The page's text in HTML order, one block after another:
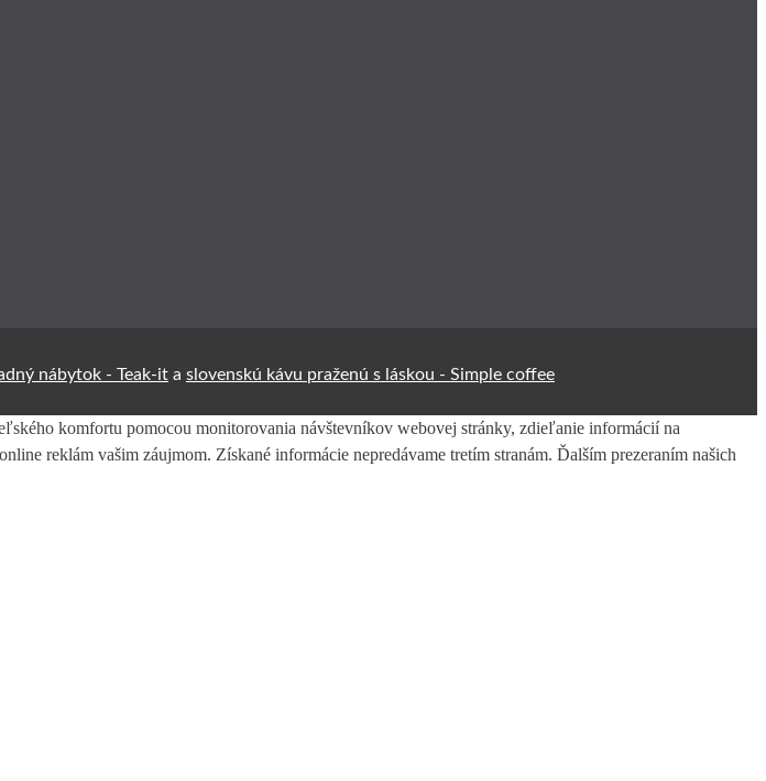
nábytok - Teak-it a slovenskú kávu praženú s láskou - Simple coffee
komfortu pomocou monitorovania návštevníkov webovej stránky, zdieľanie informácií na
reklám vašim záujmom. Získané informácie nepredávame tretím stranám. Ďalším prezeraním našich